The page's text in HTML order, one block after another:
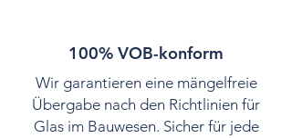
100% VOB-konform
Wir garantieren eine mängelfreie
Übergabe nach den Richtlinien für
Glas im Bauwesen. Sicher für jede